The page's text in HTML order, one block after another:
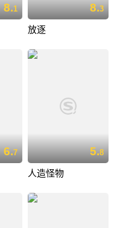
8.1 8.3
放逐
6.7 5.8
人造怪物